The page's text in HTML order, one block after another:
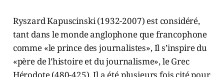
Ryszard Kapuscinski (1932-2007) est considéré,
tant dans le monde anglophone que francophone
comme «le prince des journalistes», Il s’inspire du
«père de l’histoire et du journalisme», le Grec